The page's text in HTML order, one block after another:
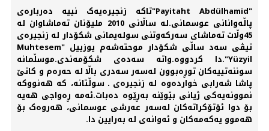
"Payitaht Abdülhamid"تاکە زنجیرەیەک نییە دەربارەی
پاڵەوانانی عوسمانی.لە ساڵانی 2010 ملیۆنان تەماشاوان لە
45وڵات تەماشای سەرکەوتنی سولەیمانی شکۆدار لە زنجیرەی
تیڤی سەد ساڵی شکۆدار موحتەشەم یوزییل "Muhtesem
Yüzyil".دا کردووە.واتە سەدەی شکۆمەندی.موسڵمانە
سوننەتییەکان توڕەبوون لەسەر سەدری باڵا لە حەرەم و کاتێ
پاشا شەرابی خواردەوە لە زنجیرەی ـ سوڵتانە، کە هەنووکە
نموونەیەکی ژیانی بێوێنە بەڕێوە دەبات.ئەمە ڕەواجی هەیە
بۆ دوا ئۆتۆکراتەکان لەسەر عەرشی عوسمانی، هەروەک بۆ
هەموو یەکەمەکان و ئەوانەی لە بەرایین دا.